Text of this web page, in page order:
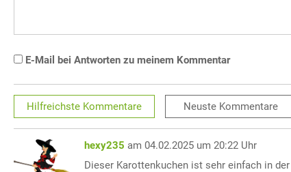
E-Mail bei Antworten zu meinem Kommentar
Hilfreichste Kommentare Neuste Kommentare
hexy235 am 04.02.2025 um 20:22 Uhr
Dieser Karottenkuchen ist sehr einfach in